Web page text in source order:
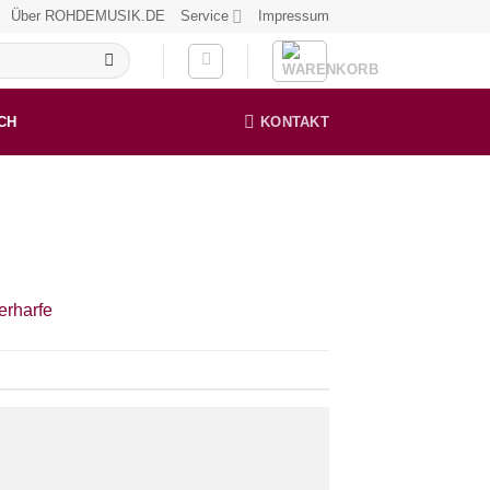
Über ROHDEMUSIK.DE Service Impressum
KONTAKT